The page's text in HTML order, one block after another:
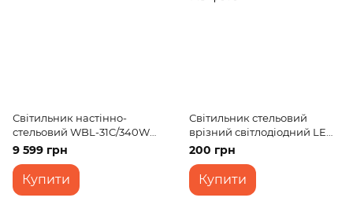
Світильник настінно-
стельовий WBL-31C/340W
RM
9 599 грн
Купити
Світильник стельовий
врізний світлодіодний LED-
37R/6W NW led
200 грн
Купити